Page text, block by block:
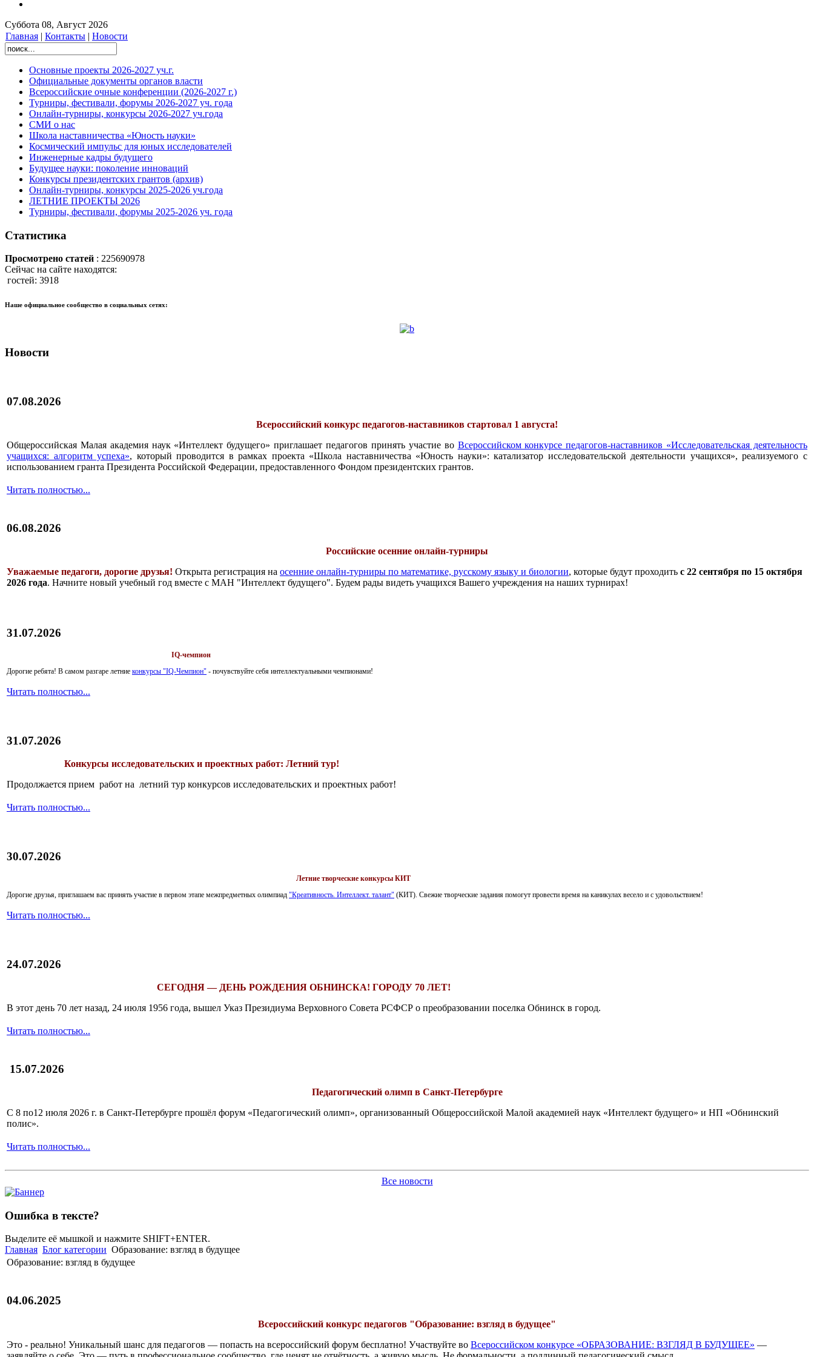
Суббота 08, Август 2026
Главная | Контакты | Новости
Основные проекты 2026-2027 уч.г.
Официальные документы органов власти
Всероссийские очные конференции (2026-2027 г.)
Турниры, фестивали, форумы 2026-2027 уч. года
Онлайн-турниры, конкурсы 2026-2027 уч.года
СМИ о нас
Школа наставничества «Юность науки»
Космический импульс для юных исследователей
Инженерные кадры будущего
Будущее науки: поколение инноваций
Конкурсы президентских грантов (архив)
Онлайн-турниры, конкурсы 2025-2026 уч.года
ЛЕТНИЕ ПРОЕКТЫ 2026
Турниры, фестивали, форумы 2025-2026 уч. года
Статистика
Просмотрено статей : 225690978
Сейчас на сайте находятся:
гостей: 3918
Наше официальное сообщество в социальных сетях:
Новости
07.08.2026
Всероссийский конкурс педагогов-наставников стартовал 1 августа!
Общероссийская Малая академия наук «Интеллект будущего» приглашает педагогов принять участие во Всероссийском конкурсе педагогов-наставников «Исследовательская деятельность
учащихся: алгоритм успеха», который проводится в рамках проекта «Школа наставничества «Юность науки»: катализатор исследовательской деятельности учащихся», реализуемого с
использованием гранта Президента Российской Федерации, предоставленного Фондом президентских грантов.
Читать полностью...
06.08.2026
Российские осенние онлайн-турниры
Уважаемые педагоги, дорогие друзья! Открыта регистрация на осенние онлайн-турниры по математике, русскому языку и биологии, которые будут проходить с 22 сентября по 15 октября
2026 года. Начните новый учебный год вместе с МАН "Интеллект будущего". Будем рады видеть учащихся Вашего учреждения на наших турнирах!
31.07.2026
IQ-чемпион
Дорогие ребята! В самом разгаре летние конкурсы "IQ-Чемпион" - почувствуйте себя интеллектуальными чемпионами!
Читать полностью...
31.07.2026
Конкурсы исследовательских и проектных работ: Летний тур!
Продолжается прием работ на летний тур конкурсов исследовательских и проектных работ!
Читать полностью...
30.07.2026
Летние творческие конкурсы КИТ
Дорогие друзья, приглашаем вас принять участие в первом этапе межпредметных олимпиад "Креативность. Интеллект. талант" (КИТ). Свежие творческие задания помогут провести время на каникулах весело и с удовольствием!
Читать полностью...
24.07.2026
СЕГОДНЯ — ДЕНЬ РОЖДЕНИЯ ОБНИНСКА! ГОРОДУ 70 ЛЕТ!
В этот день 70 лет назад, 24 июля 1956 года, вышел Указ Президиума Верховного Совета РСФСР о преобразовании поселка Обнинск в город.
Читать полностью...
15.07.2026
Педагогический олимп в Санкт-Петербурге
С 8 по12 июля 2026 г. в Санкт-Петербурге прошёл форум «Педагогический олимп», организованный Общероссийской Малой академией наук «Интеллект будущего» и НП «Обнинский
полис».
Читать полностью...
Все новости
Ошибка в тексте?
Выделите её мышкой и нажмите SHIFT+ENTER.
Главная Блог категории Образование: взгляд в будущее
Образование: взгляд в будущее
04.06.2025
Всероссийский конкурс педагогов "Образование: взгляд в будущее"
Это - реально! Уникальный шанс для педагогов — попасть на всероссийский форум бесплатно! Участвуйте во Всероссийском конкурсе «ОБРАЗОВАНИЕ: ВЗГЛЯД В БУДУЩЕЕ» —